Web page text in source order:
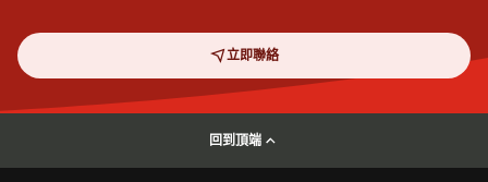
立即聯絡
回到頂端